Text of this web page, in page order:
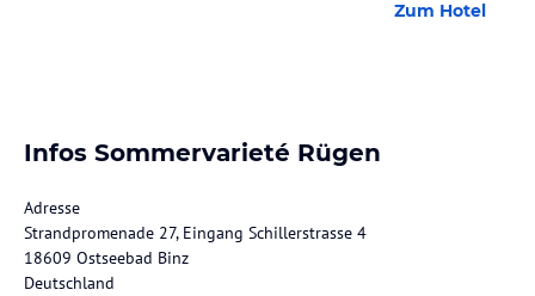
Zum Hotel
Infos Sommervarieté Rügen
Adresse
Strandpromenade 27, Eingang Schillerstrasse 4
18609 Ostseebad Binz
Deutschland